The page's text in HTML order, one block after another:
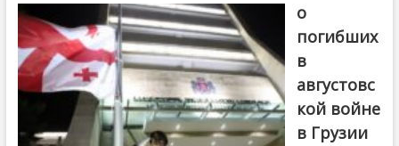
о
погибших
в
августовс
кой войне
в Грузии